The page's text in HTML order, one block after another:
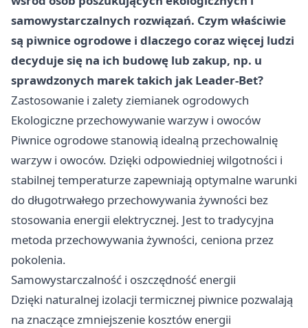
samowystarczalnych rozwiązań. Czym właściwie
są piwnice ogrodowe i dlaczego coraz więcej ludzi
decyduje się na ich budowę lub zakup, np. u
sprawdzonych marek takich jak Leader-Bet?
Zastosowanie i zalety ziemianek ogrodowych
Ekologiczne przechowywanie warzyw i owoców
Piwnice ogrodowe stanowią idealną przechowalnię
warzyw i owoców. Dzięki odpowiedniej wilgotności i
stabilnej temperaturze zapewniają optymalne warunki
do długotrwałego przechowywania żywności bez
stosowania energii elektrycznej. Jest to tradycyjna
metoda przechowywania żywności, ceniona przez
pokolenia.
Samowystarczalność i oszczędność energii
Dzięki naturalnej izolacji termicznej piwnice pozwalają
na znaczące zmniejszenie kosztów energii